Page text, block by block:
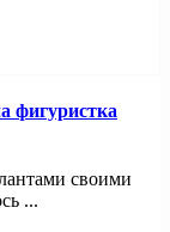
фигуристка
своими
...